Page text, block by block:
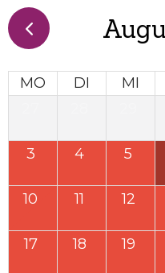
MO DI MI
3 4 5
10 11 12
17 18 19